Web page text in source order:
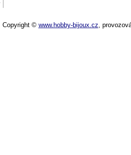
Copyright © www.hobby-bijoux.cz,